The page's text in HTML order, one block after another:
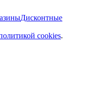
Дисконтные
cookies.